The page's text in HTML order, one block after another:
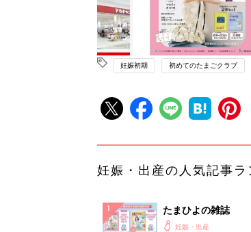
妊娠初期 初めてのたまごクラブ
妊娠・出産の人気記事
たまひよの雑誌
妊娠・出産